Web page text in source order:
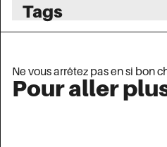
Tags
Ne vous arrêtez pas en si bon
Pour aller